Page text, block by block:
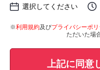
選択してください
※利用規約及びプライバシーポリ
ただいた場
上記に同意